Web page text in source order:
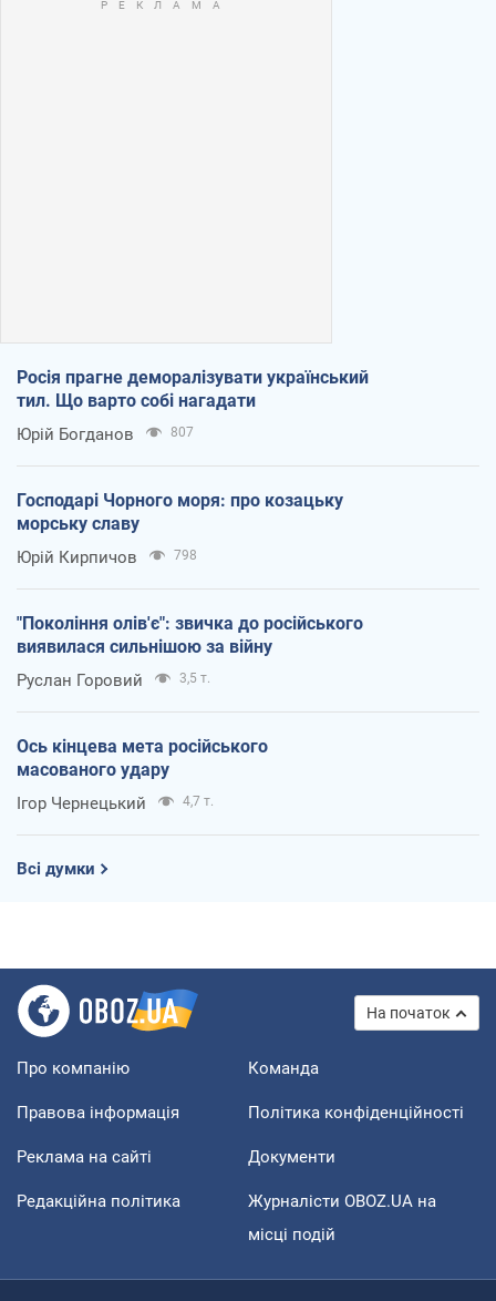
Росія прагне деморалізувати український
тил. Що варто собі нагадати
Юрій Богданов 807
Господарі Чорного моря: про козацьку
морську славу
Юрій Кирпичов 798
"Покоління олів'є": звичка до російського
виявилася сильнішою за війну
Руслан Горовий 3,5 т.
Ось кінцева мета російського
масованого удару
Ігор Чернецький 4,7 т.
Всі думки
На початок
Про компанію Команда
Правова інформація Політика конфіденційності
Реклама на сайті Документи
Редакційна політика
Журналісти OBOZ.UA на
місці подій